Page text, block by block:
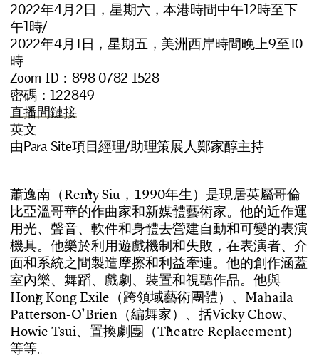
2022年4月2日，星期六，本港時間中午12時至下
午1時/
2022年4月1日，星期五，美洲西岸時間晚上9至10
時
Zoom ID：898 0782 1528
密碼：122849
直播間鏈接
英文
由Para Site項目經理/助理策展人鄭家醇主持
蕭逸南 （RemySiu ， 1990年生 ） 是現居英屬哥倫
比亞溫哥華的作曲家和新媒體藝術家。 他的近作運
用光、 聲音、 軟件和身體去營建自動和可變的表演
機具。 他樂於利用遊戲機制和失敗 ， 在表演者、 介
面和系統之間製造摩擦和利益牽連。 他的創作涵蓋
室內樂、 舞蹈、 戲劇、 裝置和視聽作品。 他與
Hong Kong Exile （跨領域藝術團體） 、 Mahaila
Patterson-O’Brien （編舞家） 、 括Vicky Chow、
Howie Tsui、 置換劇團 （Theatre Replacement）
等等。